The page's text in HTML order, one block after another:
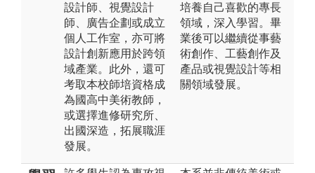
設計師、視覺設計
師、廣告企劃或成立
個人工作室，亦可將
設計創新應用於跨領
域產業。此外，還可
考取本校師培資格成
為國高中美術教師，
或選擇進修研究所、
出國深造，拓展職涯
發展。
培養自己喜歡的專長
領域，深入學習。畢
業後可以繼續從事藝
術創作、工藝創作及
產品或視覺設計等相
關領域發展。